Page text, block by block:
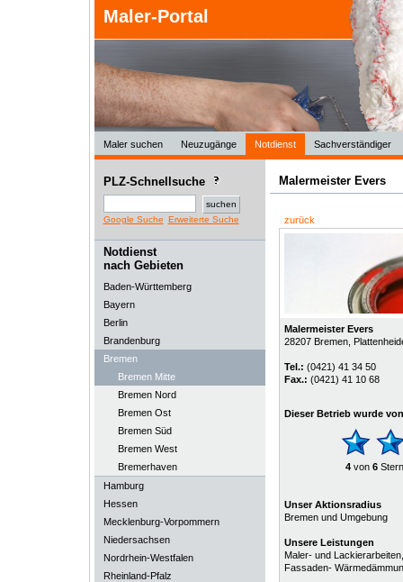
Maler-Portal
Maler suchen Neuzugänge Notdienst Sachverständiger
PLZ-Schnellsuche
Google Suche Erweiterte Suche
Notdienst
nach Gebieten
Baden-Württemberg
Bayern
Berlin
Brandenburg
Bremen
Bremen Mitte
Bremen Nord
Bremen Ost
Bremen Süd
Bremen West
Bremerhaven
Hamburg
Hessen
Mecklenburg-Vorpommern
Niedersachsen
Nordrhein-Westfalen
Rheinland-Pfalz
Malermeister Evers
zurück
Malermeister Evers
28207 Bremen,
Tel.: (0421) 41 34 50
Fax.: (0421) 41 10 68
Dieser Betrieb wurde
4von 6
Unser Aktionsradius
Bremen und Umgebung
Unsere Leistungen
Maler- und
Fassaden-